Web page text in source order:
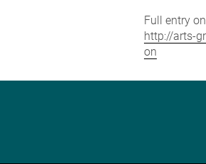
Full entry
http://arts-
on